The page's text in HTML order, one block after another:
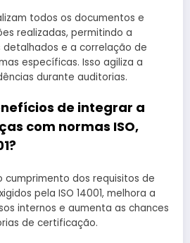
todos os documentos e
realizadas, permitindo a
e a correlação de
específicas. Isso agiliza a
durante auditorias.
de integrar a
com normas ISO,
dos requisitos de
pela ISO 14001, melhora a
internos e aumenta as chances
de certificação.